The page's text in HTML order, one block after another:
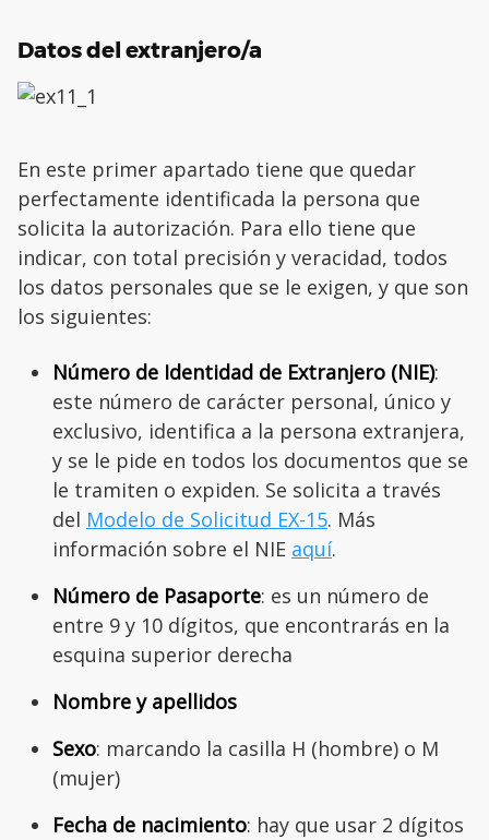
Datos del extranjero/a
En este primer apartado tiene que quedar
perfectamente identificada la persona que
solicita la autorización. Para ello tiene que
indicar, con total precisión y veracidad, todos
los datos personales que se le exigen, y que son
los siguientes:
Número de Identidad de Extranjero (NIE):
este número de carácter personal, único y
exclusivo, identifica a la persona extranjera,
y se le pide en todos los documentos que se
le tramiten o expiden. Se solicita a través
del Modelo de Solicitud EX-15. Más
información sobre el NIE aquí.
Número de Pasaporte: es un número de
entre 9 y 10 dígitos, que encontrarás en la
esquina superior derecha
Nombre y apellidos
Sexo: marcando la casilla H (hombre) o M
(mujer)
Fecha de nacimiento: hay que usar 2 dígitos